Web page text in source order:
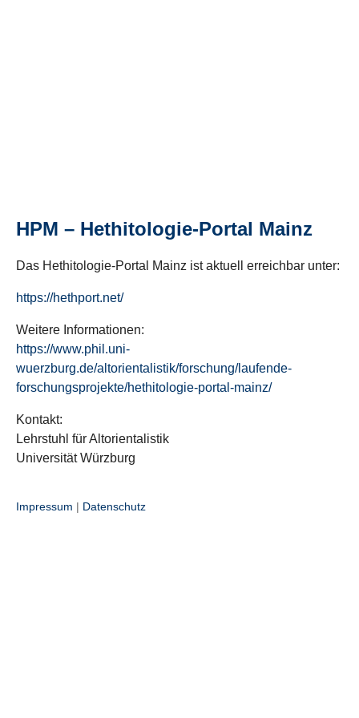
HPM – Hethitologie-Portal Mainz
Das Hethitologie-Portal Mainz ist aktuell erreichbar unter:
https://hethport.net/
Weitere Informationen:
https://www.phil.uni-
wuerzburg.de/altorientalistik/forschung/laufende-
forschungsprojekte/hethitologie-portal-mainz/
Kontakt:
Lehrstuhl für Altorientalistik
Universität Würzburg
Impressum | Datenschutz